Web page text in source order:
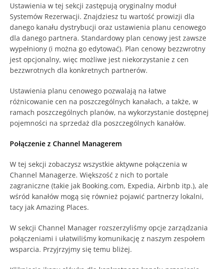
Ustawienia w tej sekcji zastępują oryginalny moduł
Systemów Rezerwacji. Znajdziesz tu wartość prowizji dla
danego kanału dystrybucji oraz ustawienia planu cenowego
dla danego partnera. Standardowy plan cenowy jest zawsze
wypełniony (i można go edytować). Plan cenowy bezzwrotny
jest opcjonalny, więc możliwe jest niekorzystanie z cen
bezzwrotnych dla konkretnych partnerów.
Ustawienia planu cenowego pozwalają na łatwe
różnicowanie cen na poszczególnych kanałach, a także, w
ramach poszczególnych planów, na wykorzystanie dostępnej
pojemności na sprzedaż dla poszczególnych kanałów.
Połączenie z Channel Managerem
W tej sekcji zobaczysz wszystkie aktywne połączenia w
Channel Managerze. Większość z nich to portale
zagraniczne (takie jak Booking.com, Expedia, Airbnb itp.), ale
wśród kanałów mogą się również pojawić partnerzy lokalni,
tacy jak Amazing Places.
W sekcji Channel Manager rozszerzyliśmy opcje zarządzania
połączeniami i ułatwiliśmy komunikację z naszym zespołem
wsparcia. Przyjrzyjmy się temu bliżej.